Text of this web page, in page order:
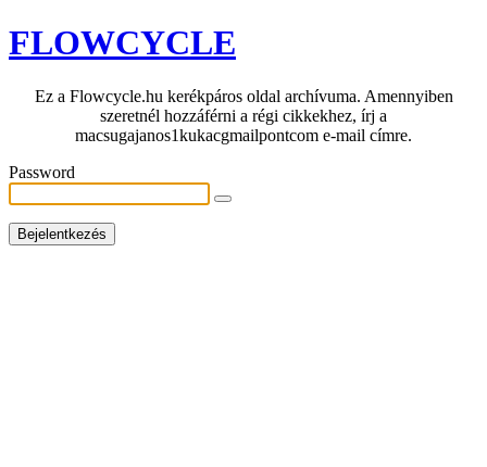
FLOWCYCLE
Ez a Flowcycle.hu kerékpáros oldal archívuma. Amennyiben
szeretnél hozzáférni a régi cikkekhez, írj a
macsugajanos1kukacgmailpontcom e-mail címre.
Password